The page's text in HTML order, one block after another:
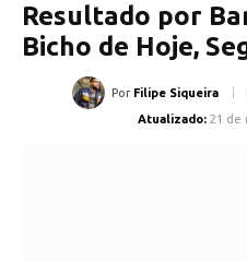
Resultado por
Bicho de Hoje,
Por Filipe Siqueira
Atualizado: 21 de